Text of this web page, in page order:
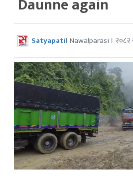
Daunne again
Satyapati। Nawalparasi । २०८२